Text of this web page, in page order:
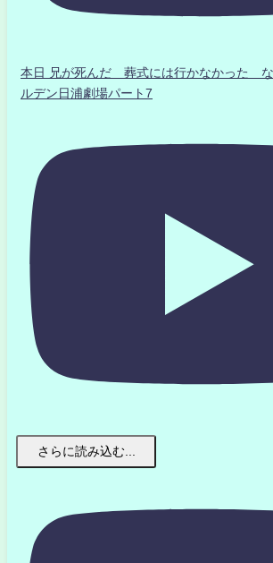
本日 兄が死んだ 葬式には行かなかった
ルデン日浦劇場パート7
さらに読み込む...